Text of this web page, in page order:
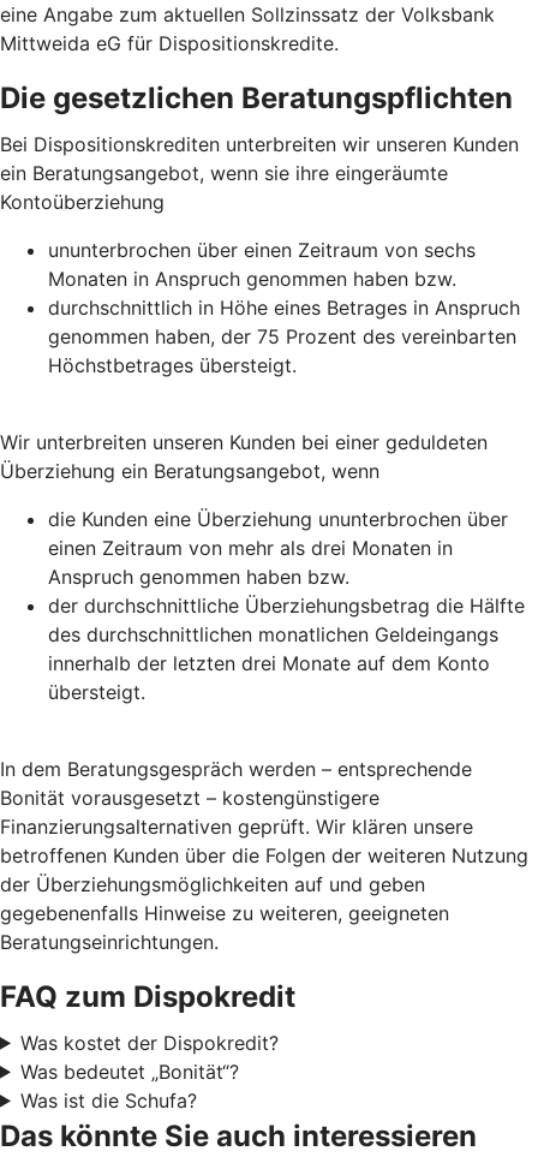
eine Angabe zum aktuellen Sollzinssatz der Volksbank
Mittweida eG für Dispositionskredite.
Die gesetzlichen Beratungspflichten
Bei Dispositionskrediten unterbreiten wir unseren Kunden
ein Beratungsangebot, wenn sie ihre eingeräumte
Kontoüberziehung
ununterbrochen über einen Zeitraum von sechs
Monaten in Anspruch genommen haben bzw.
durchschnittlich in Höhe eines Betrages in Anspruch
genommen haben, der 75 Prozent des vereinbarten
Höchstbetrages übersteigt.
Wir unterbreiten unseren Kunden bei einer geduldeten
Überziehung ein Beratungsangebot, wenn
die Kunden eine Überziehung ununterbrochen über
einen Zeitraum von mehr als drei Monaten in
Anspruch genommen haben bzw.
der durchschnittliche Überziehungsbetrag die Hälfte
des durchschnittlichen monatlichen Geldeingangs
innerhalb der letzten drei Monate auf dem Konto
übersteigt.
In dem Beratungsgespräch werden – entsprechende
Bonität vorausgesetzt – kostengünstigere
Finanzierungsalternativen geprüft. Wir klären unsere
betroffenen Kunden über die Folgen der weiteren Nutzung
der Überziehungsmöglichkeiten auf und geben
gegebenenfalls Hinweise zu weiteren, geeigneten
Beratungseinrichtungen.
FAQ zum Dispokredit
Was kostet der Dispokredit?
Was bedeutet „Bonität“?
Was ist die Schufa?
Das könnte Sie auch interessieren